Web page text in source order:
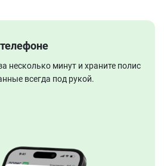
несколько минут и храните полис
всегда под рукой.